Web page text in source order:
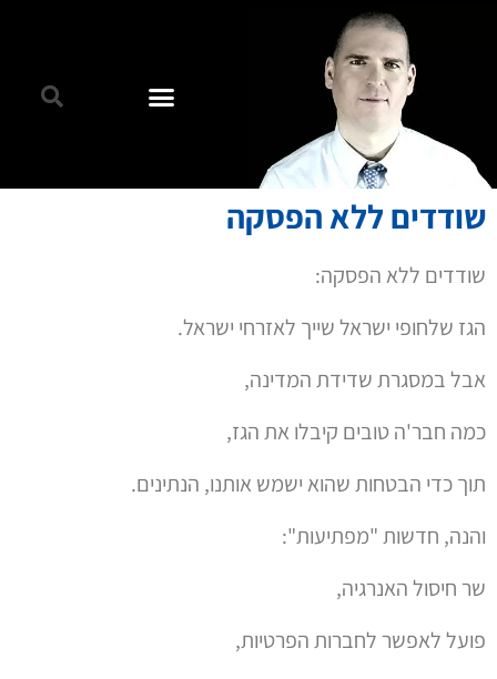
שודדים ללא הפסקה
שודדים ללא הפסקה:
הגז שלחופי ישראל שייך לאזרחי ישראל.
אבל במסגרת שדידת המדינה,
כמה חבר'ה טובים קיבלו את הגז,
תוך כדי הבטחות שהוא ישמש אותנו, הנתינים.
והנה, חדשות "מפתיעות":
שר חיסול האנרגיה,
פועל לאפשר לחברות הפרטיות,